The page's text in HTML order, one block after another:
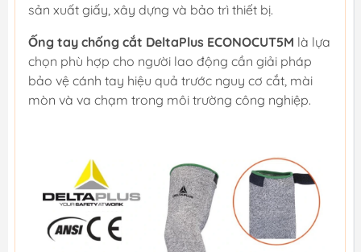
sản xuất giấy, xây dựng và bảo trì thiết bị.
Ống tay chống cắt DeltaPlus ECONOCUT5M là lựa
chọn phù hợp cho người lao động cần giải pháp
bảo vệ cánh tay hiệu quả trước nguy cơ cắt, mài
mòn và va chạm trong môi trường công nghiệp.